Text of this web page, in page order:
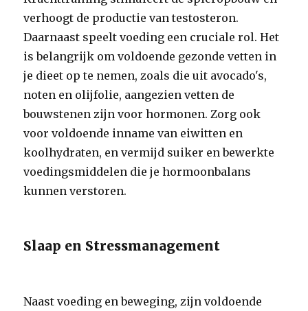
verhoogt de productie van testosteron.
Daarnaast speelt voeding een cruciale rol. Het
is belangrijk om voldoende gezonde vetten in
je dieet op te nemen, zoals die uit avocado's,
noten en olijfolie, aangezien vetten de
bouwstenen zijn voor hormonen. Zorg ook
voor voldoende inname van eiwitten en
koolhydraten, en vermijd suiker en bewerkte
voedingsmiddelen die je hormoonbalans
kunnen verstoren.
Slaap en Stressmanagement
Naast voeding en beweging, zijn voldoende